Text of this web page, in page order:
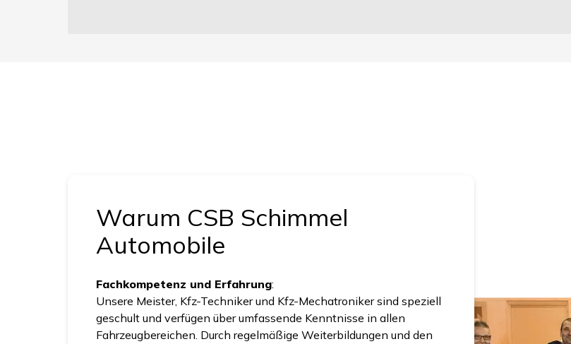
Warum CSB Schimmel
Automobile
Fachkompetenz und Erfahrung:
Unsere Meister, Kfz-Techniker und Kfz-Mechatroniker sind speziell
geschult und verfügen über umfassende Kenntnisse in allen
Fahrzeugbereichen. Durch regelmäßige Weiterbildungen und den